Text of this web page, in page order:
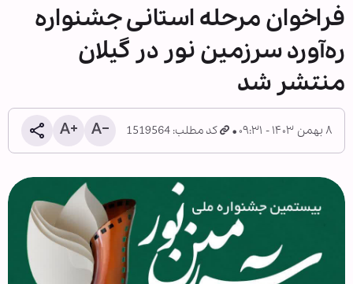
فراخوان مرحله استانی جشنواره
ره‌آورد سرزمین نور در گیلان
منتشر شد
۸ بهمن ۱۴۰۳ - ۰۹:۳۱ کد مطلب: 1519564